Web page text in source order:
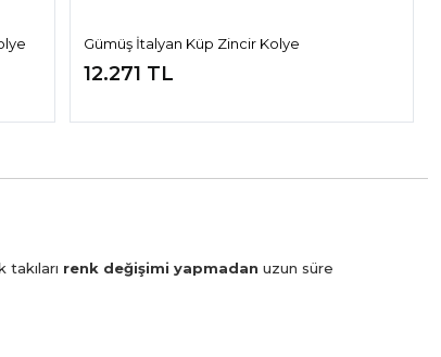
Gümüş İtalyan Küp Zincir Kolye
12.271 TL
renk değişimi yapmadan uzun süre